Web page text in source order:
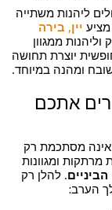
ליהנות משתייה
יין, בירה
ממגוון
יוצרת תחושה
ומהנה במיוחד.
אתכם
אינה מסתכמת רק
ומגוונות
. להלן רק
הערב: